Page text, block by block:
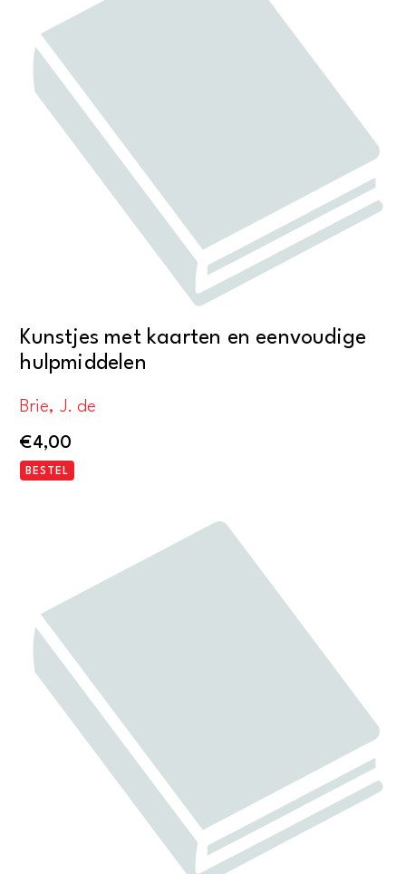
Kunstjes met kaarten en eenvoudige
hulpmiddelen
Brie, J. de
€4,00
BESTEL